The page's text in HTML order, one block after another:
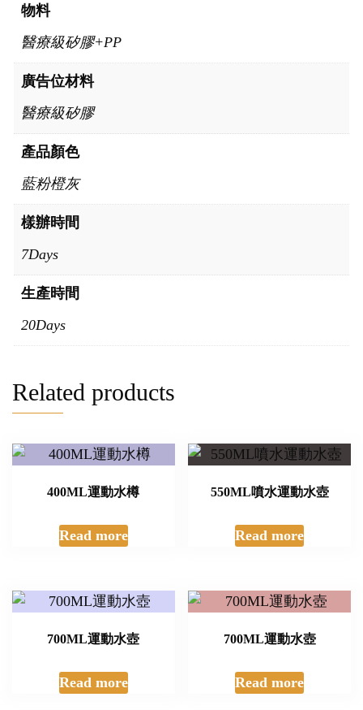
物料
醫療級矽膠+PP
廣告位材料
醫療級矽膠
產品顏色
藍粉橙灰
樣辦時間
7Days
生產時間
20Days
Related products
400ML運動水樽
Read more
550ML噴水運動水壺
Read more
700ML運動水壺
Read more
700ML運動水壺
Read more